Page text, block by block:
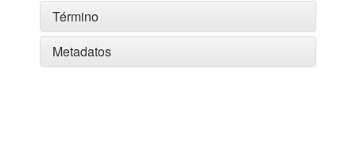
Término
Metadatos